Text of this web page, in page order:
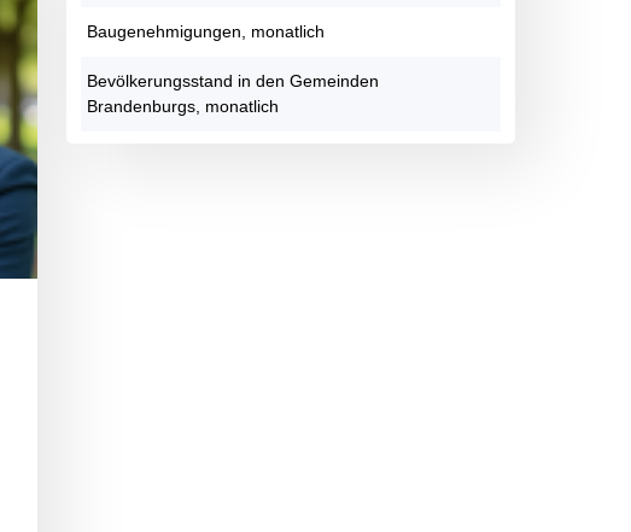
Baugenehmigungen, monatlich
Bevölkerungsstand in den Gemeinden
Brandenburgs, monatlich